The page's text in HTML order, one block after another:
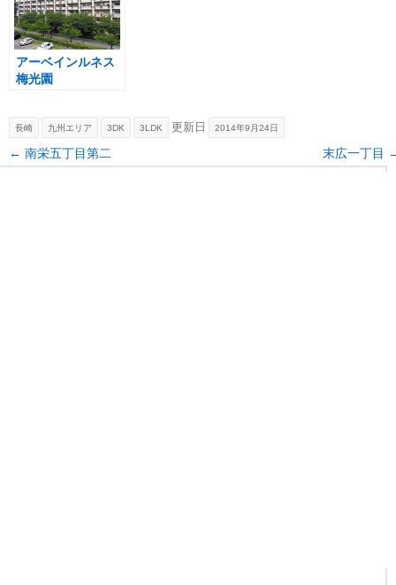
アーベインルネス
梅光園
長崎 九州エリア 3DK 3LDK 更新日 2014年9月24日
Post navigation
← 南栄五丁目第二 末広一丁目